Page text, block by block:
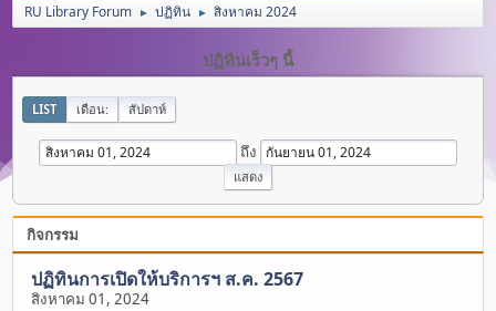
RU Library Forum ► ปฏิทิน ► สิงหาคม 2024
ปฏิทินเร็วๆ นี้
LIST เดือน: สัปดาห์
ถึง
กิจกรรม
ปฏิทินการเปิดให้บริการฯ ส.ค. 2567
สิงหาคม 01, 2024